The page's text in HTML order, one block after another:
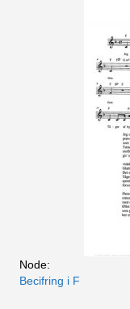
Node:
Becifring i F